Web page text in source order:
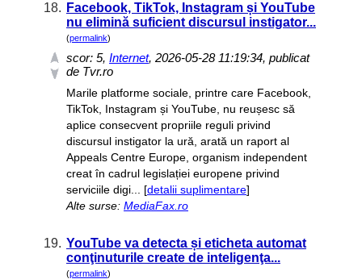
18. Facebook, TikTok, Instagram și YouTube
nu elimină suficient discursul instigator...
(permalink)
scor: 5, Internet, 2026-05-28 11:19:34, publicat
de Tvr.ro
Marile platforme sociale, printre care Facebook,
TikTok, Instagram și YouTube, nu reușesc să
aplice consecvent propriile reguli privind
discursul instigator la ură, arată un raport al
Appeals Centre Europe, organism independent
creat în cadrul legislației europene privind
serviciile digi... [detalii suplimentare]
Alte surse: MediaFax.ro
19. YouTube va detecta și eticheta automat
conţinuturile create de inteligenţa...
(permalink)